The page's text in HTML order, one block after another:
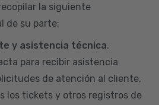
la siguiente
de su parte:
y asistencia técnica.
para recibir asistencia
de atención al cliente,
los tickets y otros registros de